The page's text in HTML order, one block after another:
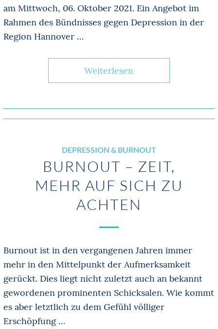
am Mittwoch, 06. Oktober 2021. Ein Angebot im
Rahmen des Bündnisses gegen Depression in der
Region Hannover …
Weiterlesen
DEPRESSION & BURNOUT
BURNOUT – ZEIT,
MEHR AUF SICH ZU
ACHTEN
Burnout ist in den vergangenen Jahren immer
mehr in den Mittelpunkt der Aufmerksamkeit
gerückt. Dies liegt nicht zuletzt auch an bekannt
gewordenen prominenten Schicksalen. Wie kommt
es aber letztlich zu dem Gefühl völliger
Erschöpfung …